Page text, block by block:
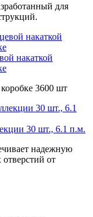
для
накаткой
3600 шт
30 шт., 6.1 п.м.
надежную
от